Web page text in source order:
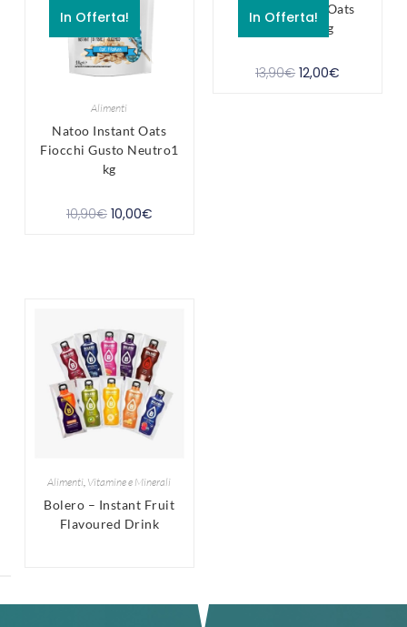
In Offerta!
Alimenti
Natoo Instant Oats
Fiocchi Gusto Neutro1
kg
10,90€ 10,00€
In Offerta!
Natoo Instant Oats
Fiocchi 1 kg
13,90€ 12,00€
Alimenti Vitamine e Minerali
Bolero – Instant Fruit
Flavoured Drink